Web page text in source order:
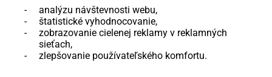
-
analýzu návštevnosti webu,
-
štatistické vyhodnocovanie,
-
zobrazovanie cielenej reklamy v reklamných
sieťach,
-
zlepšovanie používateľského komfortu.